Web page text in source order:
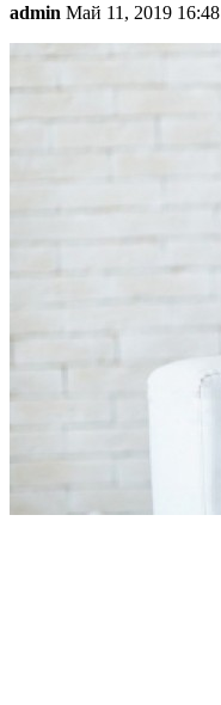
admin Май 11, 2019 16:48